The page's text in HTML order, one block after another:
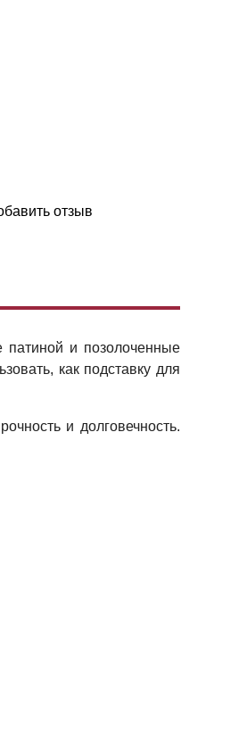
отзыв
и позолоченные
как подставку для
и долговечность.